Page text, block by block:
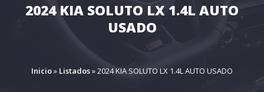
2024 KIA SOLUTO LX 1.4L AUTO
USADO
Inicio» Listados»2024 KIA SOLUTO LX 1.4L AUTO USADO